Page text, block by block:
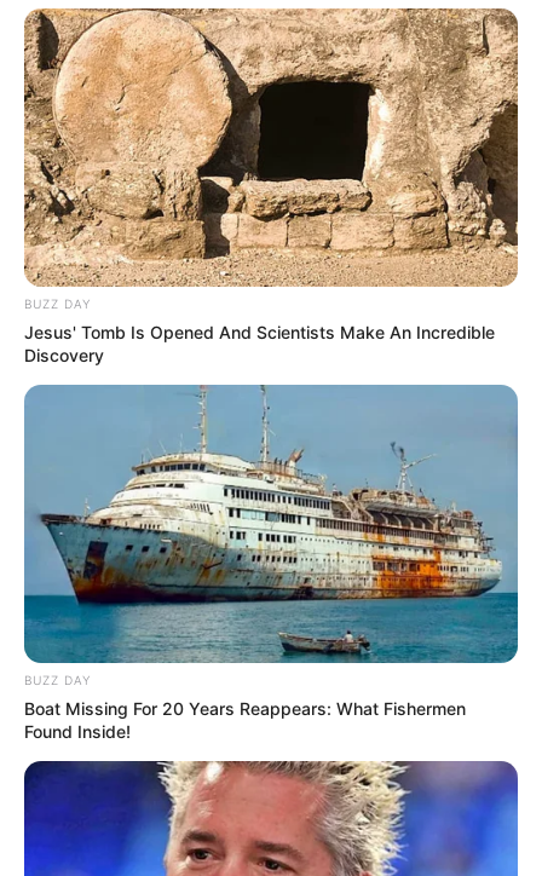
BUZZ DAY
Jesus' Tomb Is Opened And Scientists Make An Incredible
Discovery
BUZZ DAY
Boat Missing For 20 Years Reappears: What Fishermen
Found Inside!